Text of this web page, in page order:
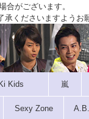
合がございます。
承くださいますようお
Kids 嵐
Sexy Zone